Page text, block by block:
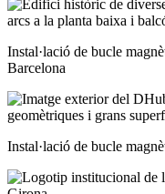
Instal·lació de bucle
Barcelona
Instal·lació de bucle